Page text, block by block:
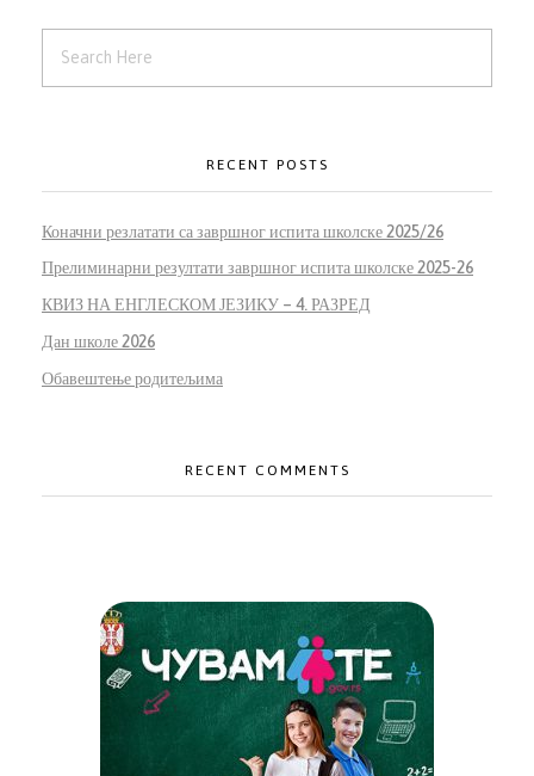
RECENT POSTS
Коначни резлатати са завршног испита школске 2025/26
Прелиминарни резултати завршног испита школске 2025-26
КВИЗ НА ЕНГЛЕСКОМ ЈЕЗИКУ – 4. РАЗРЕД
Дан школе 2026
Обавештење родитељима
RECENT COMMENTS